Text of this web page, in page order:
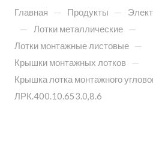
Главная — Продукты —
— Лотки металлические —
Лотки монтажные листовые —
Крышки монтажных лотков —
Крышка лотка монтажного
ЛРК.400.10.653.0,8.6